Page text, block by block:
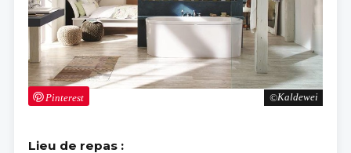
Kaldewei
Pinterest
Lieu de repas :